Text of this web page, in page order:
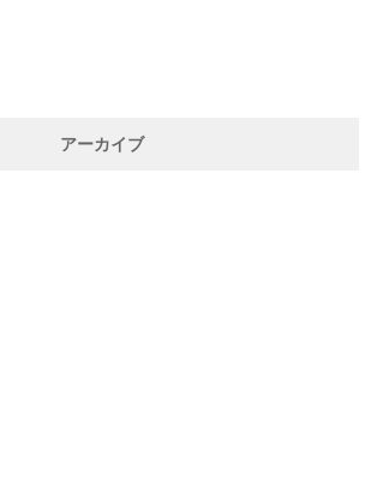
アーカイブ